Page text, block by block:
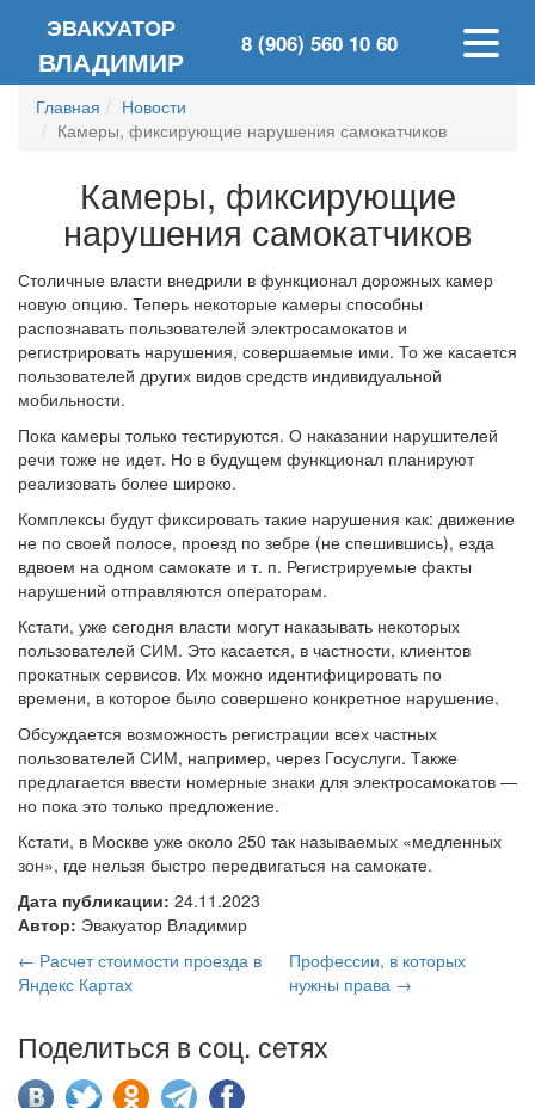
ЭВАКУАТОР
ВЛАДИМИР 8 (906) 560 10 60
Главная
Новости
Камеры, фиксирующие нарушения самокатчиков
Камеры, фиксирующие
нарушения самокатчиков
Столичные власти внедрили в функционал дорожных камер
новую опцию. Теперь некоторые камеры способны
распознавать пользователей электросамокатов и
регистрировать нарушения, совершаемые ими. То же касается
пользователей других видов средств индивидуальной
мобильности.
Пока камеры только тестируются. О наказании нарушителей
речи тоже не идет. Но в будущем функционал планируют
реализовать более широко.
Комплексы будут фиксировать такие нарушения как: движение
не по своей полосе, проезд по зебре (не спешившись), езда
вдвоем на одном самокате и т. п. Регистрируемые факты
нарушений отправляются операторам.
Кстати, уже сегодня власти могут наказывать некоторых
пользователей СИМ. Это касается, в частности, клиентов
прокатных сервисов. Их можно идентифицировать по
времени, в которое было совершено конкретное нарушение.
Обсуждается возможность регистрации всех частных
пользователей СИМ, например, через Госуслуги. Также
предлагается ввести номерные знаки для электросамокатов —
но пока это только предложение.
Кстати, в Москве уже около 250 так называемых «медленных
зон», где нельзя быстро передвигаться на самокате.
Дата публикации: 24.11.2023
Автор: Эвакуатор Владимир
← Расчет стоимости проезда в
Яндекс Картах
Профессии, в которых
нужны права →
Поделиться в соц. сетях